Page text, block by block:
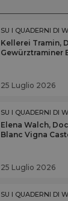
SU I QUADERNI DI
Kellerei Tramin,
Gewürztraminer
25 Luglio 2026
SU I QUADERNI DI
Elena Walch,
Blanc Vigna
25 Luglio 2026
SU I QUADERNI DI